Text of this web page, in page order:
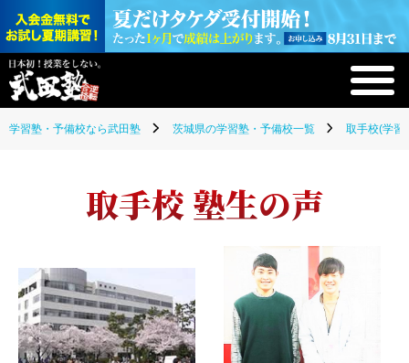
学習塾・予備校なら武田塾 茨城県の学習塾・予備校一覧 取手校(学習
取手校 塾生の声